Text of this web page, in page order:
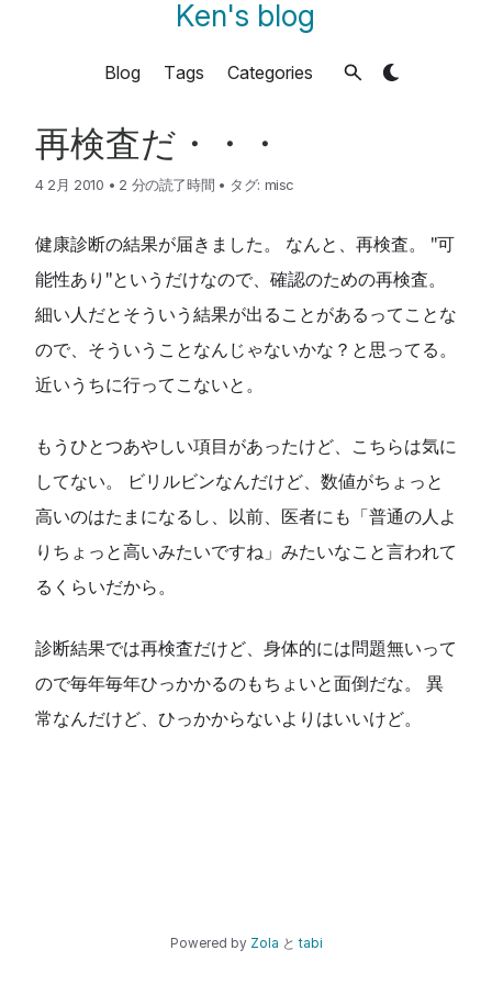
Ken's blog
Blog Tags Categories
再検査だ・・・
4 2月 2010 • 2 分の読了時間 • タグ: misc
健康診断の結果が届きました。 なんと、再検査。 "可
能性あり"というだけなので、確認のための再検査。
細い人だとそういう結果が出ることがあるってことな
ので、そういうことなんじゃないかな？と思ってる。
近いうちに行ってこないと。
もうひとつあやしい項目があったけど、こちらは気に
してない。 ビリルビンなんだけど、数値がちょっと
高いのはたまになるし、以前、医者にも「普通の人よ
りちょっと高いみたいですね」みたいなこと言われて
るくらいだから。
診断結果では再検査だけど、身体的には問題無いって
ので毎年毎年ひっかかるのもちょいと面倒だな。 異
常なんだけど、ひっかからないよりはいいけど。
Powered by Zola と tabi